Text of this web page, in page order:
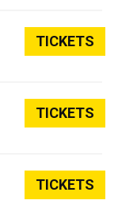
TICKETS
TICKETS
TICKETS